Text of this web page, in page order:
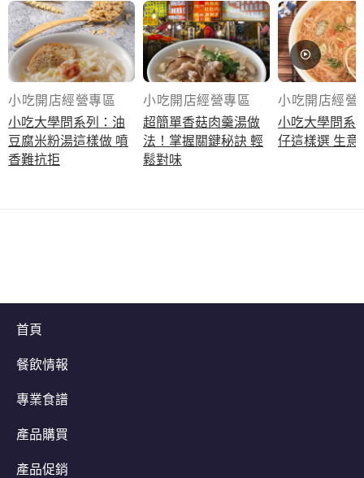
立即下載看更多
小吃開店經營專區
小吃大學問系列：油
豆腐米粉湯這樣做 噴
香難抗拒
小吃開店經營專區
超簡單香菇肉羹湯做
法！掌握關鍵秘訣 輕
鬆對味
小吃開店經營
小吃大學問系
仔這樣
首頁
餐飲情報
專業食譜
產品購買
產品促銷